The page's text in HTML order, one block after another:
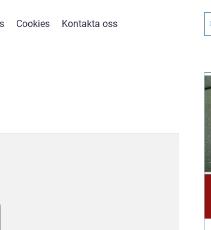
Cookies Kontakta oss